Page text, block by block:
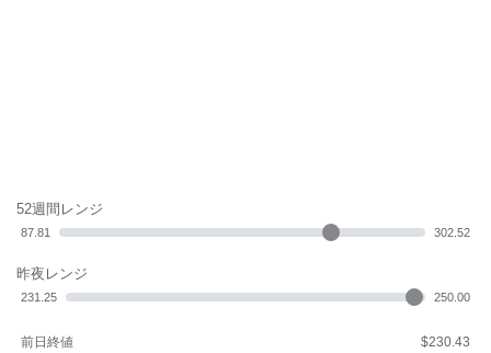
52週間レンジ
87.81 302.52
昨夜レンジ
231.25 250.00
前日終値
$230.43